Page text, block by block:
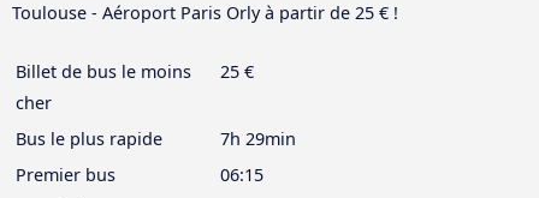
Toulouse - Aéroport Paris Orly à partir de 25 € !
Billet de bus le moins
cher
25 €
Bus le plus rapide
7h 29min
Premier bus
06:15